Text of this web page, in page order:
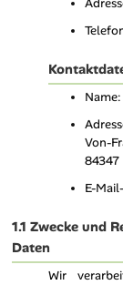
Von-
84347
E-
1.1 Zwecke und
Daten
Wir